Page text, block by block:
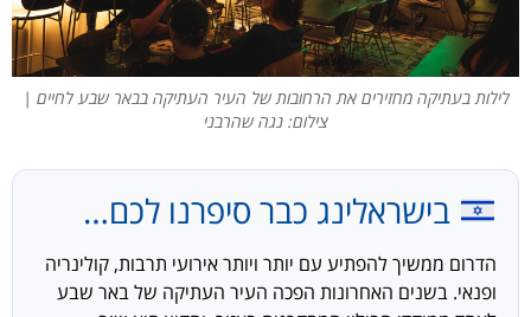
לילות בעתיקה מחזירים את הרחובות של העיר העתיקה בבאר שבע לחיים |
צילום: נגה שהרבני
בישראלינג כבר סיפרנו לכם…
הדרום ממשיך להפתיע עם יותר ויותר אירועי תרבות, קולינריה
ופנאי. בשנים האחרונות הפכה העיר העתיקה של באר שבע